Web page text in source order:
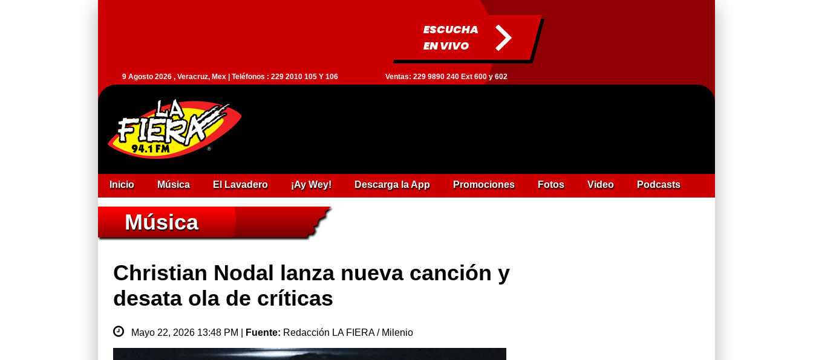
ESCUCHA
EN VIVO
9 Agosto 2026 , Veracruz, Mex | Teléfonos : 229 2010 105 Y 106 Ventas: 229 9890 240 Ext 600 y 602
Inicio Música El Lavadero ¡Ay Wey! Descarga la App Promociones Fotos Video Podcasts
Música
Christian Nodal lanza nueva canción y
desata ola de críticas
Mayo 22, 2026 13:48 PM | Fuente: Redacción LA FIERA / Milenio